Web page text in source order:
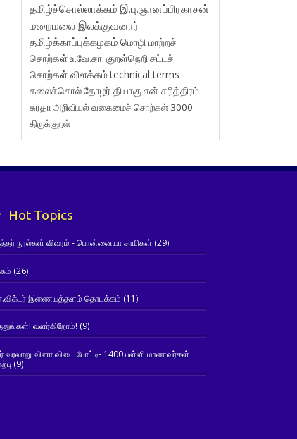
தமிழ்ச்சொல்லாக்கம் இ.பு.ஞானப்பிரகாசன்
மறைமலை இலக்குவனார்
தமிழ்க்காப்புக்கழகம் மொழி மாற்றச்
சொற்கள்உ.வே.சா. குறள்நெறி சட்டச்
சொற்கள் விளக்கம்technical terms
கலைச்சொல்தோழர் தியாகுஎன் சரித்திரம்
சுரதாஅறிவியல் வகைமைச் சொற்கள் 3000
திருக்குறள்
Hot Topics
நூல்கள் விவரம் - பொன்னையா சாமிகள் (29)
(26)
இணையத்தளம் தொடக்கம் (11)
வளர்கிறோம்! (9)
வரலாறு வினா விடை போட்டி- 1400 பள்ளி மாணவர்கள்
(9)